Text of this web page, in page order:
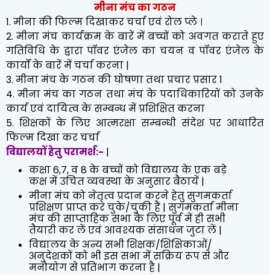
मीना मंच का गठन
1. मीना की फिल्म दिखाकर चर्चा एवं रोल प्ले ।
2. मीना मंच कार्यक्रम के बारें में बच्चों को अवगत कराते हुए
गतिविधि के द्वारा पॉवर एंजेल का चयन व पॉवर एंजेल के
कार्यों के बारें में चर्चा करना |
3. मीना मंच के गठन की घोषणा तथा प्रचार प्रसार 1
4. मीना मंच का गठन तथा मंच के पदाधिकारियों को उन‌के
कार्य एवं दायित्व के सम्बन्ध में प्रशिक्षित करना
5. शिक्षकों के लिए आत्मरक्षा सम्बन्धी संदेश पर आधारित
फिल्म दिखा कर चर्चा
विद्यालयों हेतु परामर्श:- |
कक्षा 6,7, व 8 के बच्चों को विद्यालय के एक बड़े
कक्ष में उचित व्यवस्था के अनुसार बैठायें |
मीना मंच को नेतृत्व प्रदान करने हेतु सुगमकर्ता
प्रशिक्षण प्राप्त कर चुके/चुकी हैं | सुगमकर्ता मीना
मंच की साप्ताहिक सभा के लिए पूर्व में ही सभी
तैयारी कर लें एवं आवश्यक संसाधन जुटा लें |
विद्यालय के अन्य सभी शिक्षक/शिक्षिकाओं/
अनुदेशकों को भी इस सभा में सक्रिय रूप से और
मनोयोग से प्रतिभाग करना है |